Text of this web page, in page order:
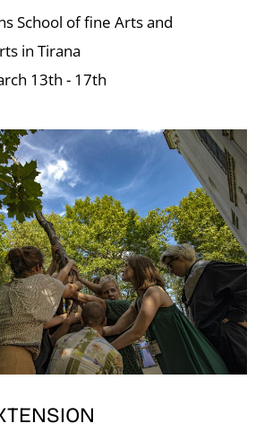
School of fine Arts and
in Tirana
13th - 17th